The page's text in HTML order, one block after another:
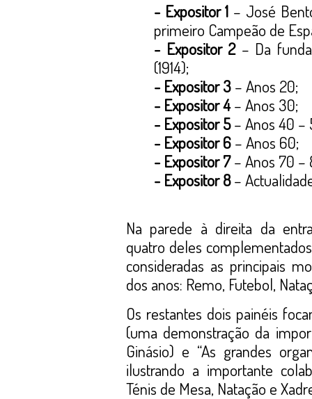
- Expositor 1 – José
primeiro Campeão de
- Expositor 2 – Da
(1914);
- Expositor 3 – Anos 20;
- Expositor 4– Anos 30;
- Expositor 5– Anos 40 –
- Expositor 6 – Anos 60;
- Expositor 7– Anos 70 –
- Expositor 8–
Na parede à direita da
quatro deles
consideradas as principais
dos anos: Remo, Futebol,
Os restantes dois painéis
(uma demonstração da
Ginásio) e “As grandes
ilustrando a importante
Ténis de Mesa, Natação e